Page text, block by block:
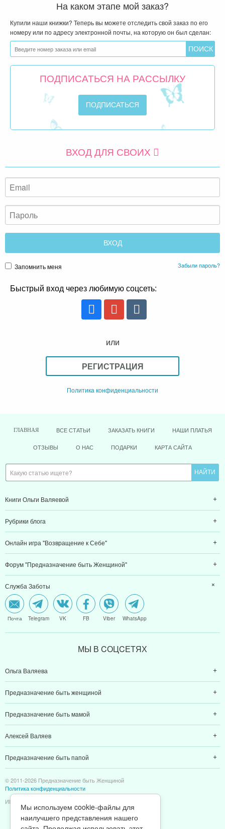
На каком этапе мой заказ?
Купили наши книжки? Теперь вы можете отследить свой заказ по его
номеру или по адресу электронной почты, на которую он был сделан:
ПОДПИСАТЬСЯ НА РАССЫЛКУ
ВХОД ДЛЯ СВОИХ
Запомнить меня Забыли пароль?
Быстрый вход через любимую соцсеть:
или
РЕГИСТРАЦИЯ
Политика конфиденциальности
ГЛАВНАЯ ВСЕ СТАТЬИ ЗАКАЗАТЬ КНИГИ НАШИ ПЛАТЬЯ
ОТЗЫВЫ О НАС ПОДАРКИ КАРТА САЙТА
Книги Ольги Валяевой
Рубрики блога
Онлайн игра "Возвращение к Себе"
Форум "Предназначение быть Женщиной"
Служба Заботы
Почта Telegram VK FB Viber WhatsApp
МЫ В CОЦCЕТЯХ
Ольга Валяева
Предназначение быть женщиной
Предназначение быть мамой
Алексей Валяев
Предназначение быть папой
© 2011-2026 Предназначение быть Женщиной
Политика конфиденциальности
ИП Валяев А. В. | ИНН 380111808709
Мы используем cookie-файлы для
наилучшего представления нашего